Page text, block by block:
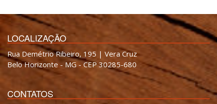
LOCALIZAÇÃO
Rua Demétrio Ribeiro, 195 | Vera Cruz
Belo Horizonte - MG - CEP 30285-680
CONTATOS